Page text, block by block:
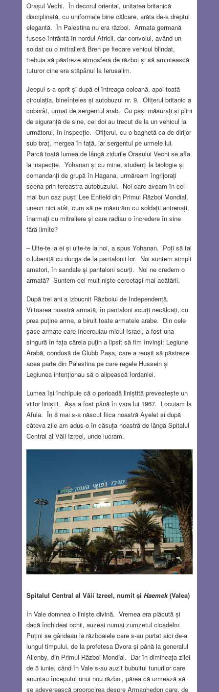
Orașul Vechi. În decorul oriental, unitatea britanică
disciplinată, cu uniformele bine călcare, arăta de-a dreptul
elegantă. În Palestina nu era război. Armata germană
fusese înfrântă în nordul Africii, dar convoiul, având un
soldat cu o mitralieră Bren pe fiecare vehicul blindat,
trebuia să păstreze atmosfera de război și să amintească
tuturor cine era stăpânul la Ierusalim.
Jeepul s-a oprit și după el întreaga coloană, apoi toată
circulația, bineînțeles și autobuzul nr. 9. Ofițerul britanic a
coborât, urmat de sergentul arab. Cu pași măsurați și plini
de siguranță de sine, cei doi au trecut de la un vehicul la
următorul, în inspecție. Ofițerul, cu o baghetă ca de dirijor
sub braț, mergea în față, iar sergentul pe urmele lui.
Parcă toată lumea de lângă zidurile Orașului Vechi se afla
la inspecție. Yohanan și cu mine, studenți la biologie și
comandanți de grupă în Hagana, urmăream îngrijorați
scena prin fereastra autobuzului. Noi care aveam în cel
mai bun caz puști Lee Enfield din Primul Război Mondial,
uneori nici atât, cum să ne măsurăm cu soldații antrenați,
înarmați cu mitraliere și care radiau o încredere în sine
fără limite?
– Uite-te la ei și uite-te la noi, a spus Yohanan. Poți să tai
o lubeniță cu dunga de la pantalonii lor. Noi suntem simpli
amatori, în sandale și pantaloni scurți. Noi ne credem o
armată? Suntem cel mult niște cercetași mai acătării.
După trei ani a izbucnit Războiul de Independență.
Viitoarea noastră armată, în pantaloni scurți necălcați, cu
prea puține arme, a biruit toate armatele arabe. Din cele
șase armate care încercuiau micul Israel, a fost una
singură în fața căreia puţin a lipsit să fim învinşi: Legiune
Arabă, condusă de Glubb Pașa, care a reușit să păstreze
acea parte din Palestina pe care regele Hussein și
Legiunea intenționau să o alipească Iordaniei.
Lumea își închipuie că o perioadă liniștită prevestește un
viitor liniștit. Așa a fost până în vara lui 1967. Locuiam la
Afula. În 8 mai s-a născut fiica noastră Ayelet și după
câteva zile am adus-o în căsuța noastră de lângă Spitalul
Central al Văii Izreel, unde lucram.
Spitalul Central al Văii Izreel, numit și Haemek(Valea)
În Vale domnea o liniște divină. Vremea era plăcută și
dacă închideai ochii, auzeai numai zumzetul cicadelor.
Puțini se gândeau la războaiele care s-au purtat aici de-a
lungul timpului, de la profetesa Dvora și până la generalul
Allenby, din Primul Război Mondial. Dar în dimineața zilei
de 5 iunie, când în Vale s-au auzit bubuitul tunurilor care
anunțau începutul unui nou război, părea că urmează să
se adeverească proorocirea despre Armaghedon care, de